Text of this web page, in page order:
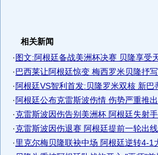
相关新闻
·图文:阿根廷备战美洲杯决赛 贝隆享受
·巴西莱让阿根廷惊变 梅西罗米贝隆抒写
· 阿根廷VS智利首发:贝隆罗米双核 新巴
· 阿根廷公布克雷斯波伤情 伤势严重推
·克雷斯波因伤告别美洲杯 阿根廷失射手
·克雷斯波因伤退赛 阿根廷提前一轮出线
·里克尔梅贝隆联袂中场 阿根廷逆转4-1